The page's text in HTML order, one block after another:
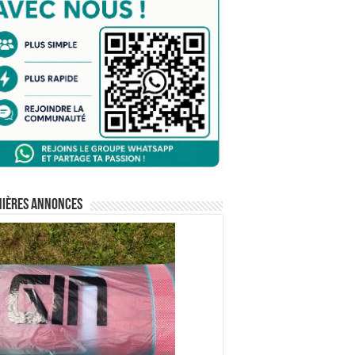
annonces